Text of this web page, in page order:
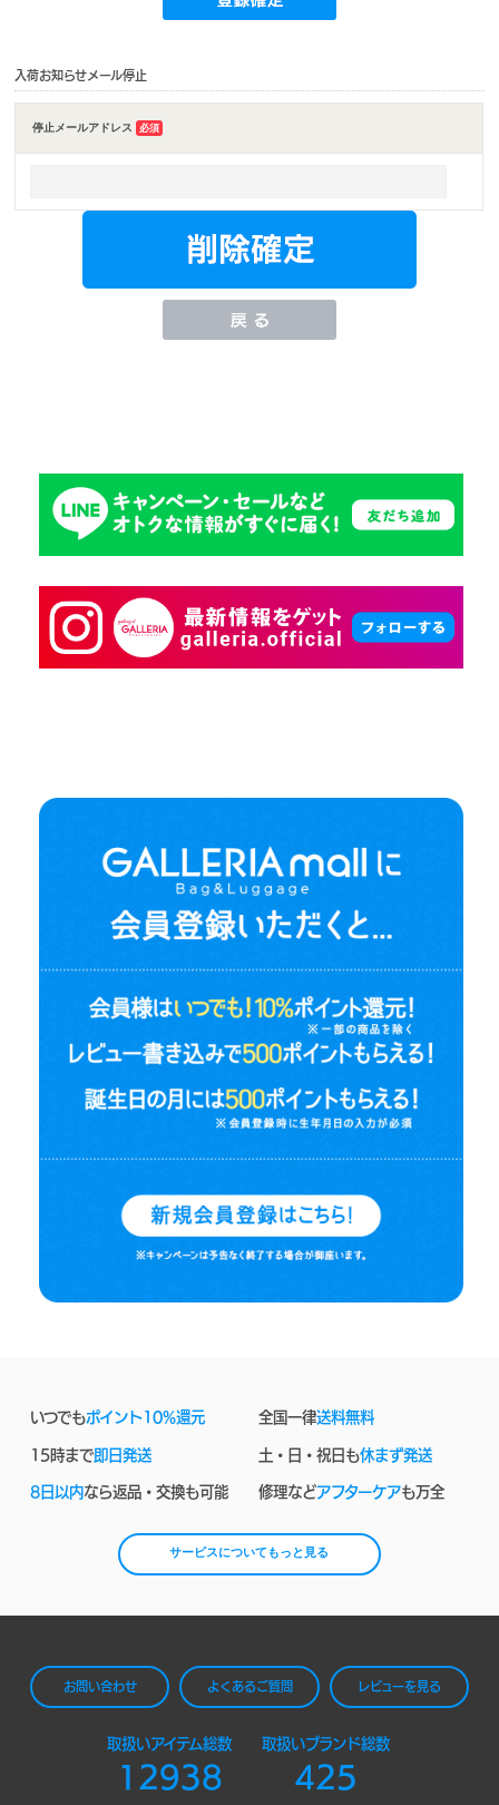
入荷お知らせメール停止
停止メールアドレス 必須
いつでもポイント10%還元 全国一律送料無料
15時まで即日発送 土・日・祝日も休まず発送
8日以内なら返品・交換も可能 修理などアフターケアも万全
サービスについてもっと見る
お問い合わせ よくあるご質問 レビューを見る
取扱いアイテム総数
12938
取扱いブランド総数
425